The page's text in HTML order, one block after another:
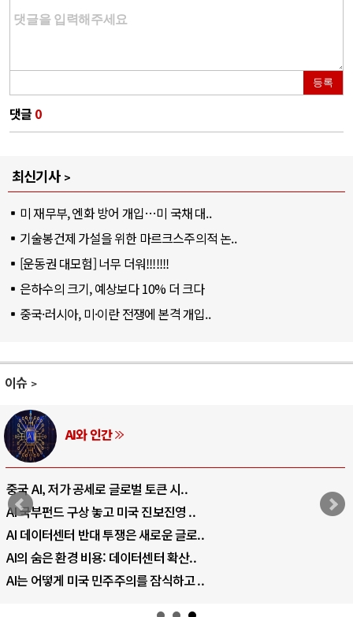
등록
댓글 0
최신기사
미 재무부, 엔화 방어 개입…미 국채 대..
기술봉건제 가설을 위한 마르크스주의적 논..
[운동권 대모험] 너무 더워!!!!!!!
은하수의 크기, 예상보다 10% 더 크다
중국·러시아, 미·이란 전쟁에 본격 개입..
이슈
AI와 인간
중국 AI, 저가 공세로 글로벌 토큰 시..
AI 국부펀드 구상 놓고 미국 진보진영 ..
AI 데이터센터 반대 투쟁은 새로운 글로..
AI의 숨은 환경 비용: 데이터센터 확산..
AI는 어떻게 미국 민주주의를 잠식하고 ..